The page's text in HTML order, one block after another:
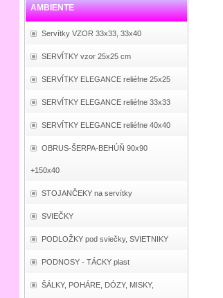
AMBIENTE
Servítky VZOR 33x33, 33x40
SERVÍTKY vzor 25x25 cm
SERVÍTKY ELEGANCE reliéfne 25x25
SERVÍTKY ELEGANCE reliéfne 33x33
SERVÍTKY ELEGANCE reliéfne 40x40
OBRUS-ŠERPA-BEHÚŇ 90x90
+150x40
STOJANČEKY na servítky
SVIEČKY
PODLOŽKY pod sviečky, SVIETNIKY
PODNOSY - TÁCKY plast
ŠÁLKY, POHÁRE, DÓZY, MISKY,